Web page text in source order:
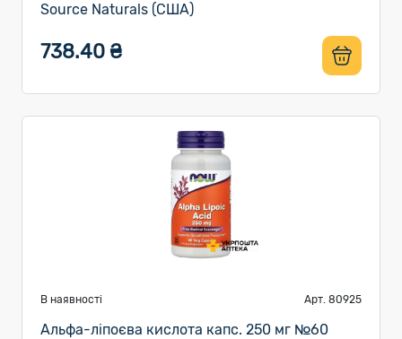
Source Naturals (США)
738.40 ₴
В наявності Арт. 80925
Альфа-ліпоєва кислота капс. 250 мг №60